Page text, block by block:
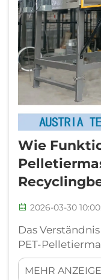
Wie
2026-03-30
Das
PET-
MEHR